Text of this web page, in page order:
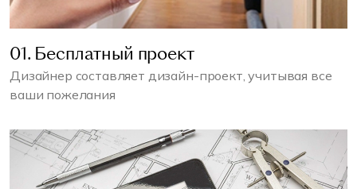
01. Бесплатный проект
Дизайнер составляет дизайн-проект, учитывая все
ваши пожелания